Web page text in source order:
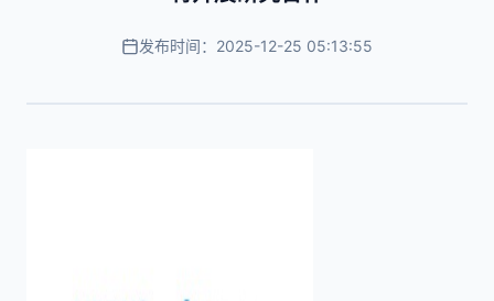
发布时间：2025-12-25 05:13:55